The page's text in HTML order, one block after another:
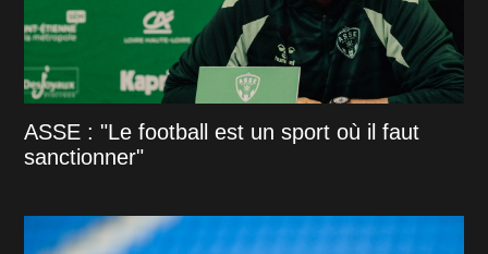
ASSE : "Le football est un sport où il faut
sanctionner"